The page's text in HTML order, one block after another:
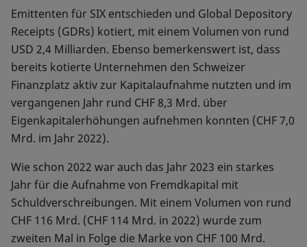
Emittenten für SIX entschieden und Global Depository
Receipts (GDRs) kotiert, mit einem Volumen von rund
USD 2,4 Milliarden. Ebenso bemerkenswert ist, dass
bereits kotierte Unternehmen den Schweizer
Finanzplatz aktiv zur Kapitalaufnahme nutzten und im
vergangenen Jahr rund CHF 8,3 Mrd. über
Eigenkapitalerhöhungen aufnehmen konnten (CHF 7,0
Mrd. im Jahr 2022).
Wie schon 2022 war auch das Jahr 2023 ein starkes
Jahr für die Aufnahme von Fremdkapital mit
Schuldverschreibungen. Mit einem Volumen von rund
CHF 116 Mrd. (CHF 114 Mrd. in 2022) wurde zum
zweiten Mal in Folge die Marke von CHF 100 Mrd.